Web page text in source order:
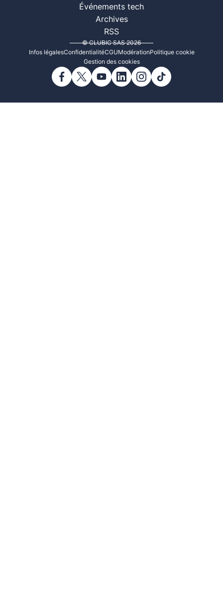
Événements tech
Archives
RSS
© CLUBIC SAS 2026
Infos légalesConfidentialitéCGUModérationPolitique cookie
Gestion des cookies